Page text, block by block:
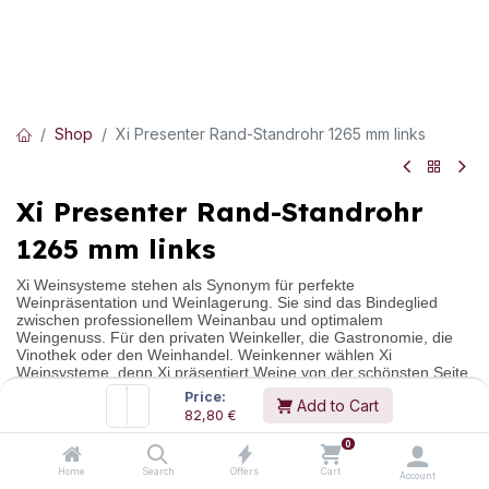
Price:
82,80 € Add to Cart
Home Search Offers
0
Cart Account
Shop Xi Presenter Rand-Standrohr 1265 mm links
Xi Presenter Rand-Standrohr
1265 mm links
Xi Weinsysteme stehen als Synonym für perfekte
Weinpräsentation und Weinlagerung. Sie sind das Bindeglied
zwischen professionellem Weinanbau und optimalem
Weingenuss. Für den privaten Weinkeller, die Gastronomie, die
Vinothek oder den Weinhandel. Weinkenner wählen Xi
Weinsysteme, denn Xi präsentiert Weine von der schönsten Seite.
Modulare Weinpräsentation im Fokus.
-Standrohr individuell ablängbar, rechts einseitig gelocht,
Ausnehmung unten hinten